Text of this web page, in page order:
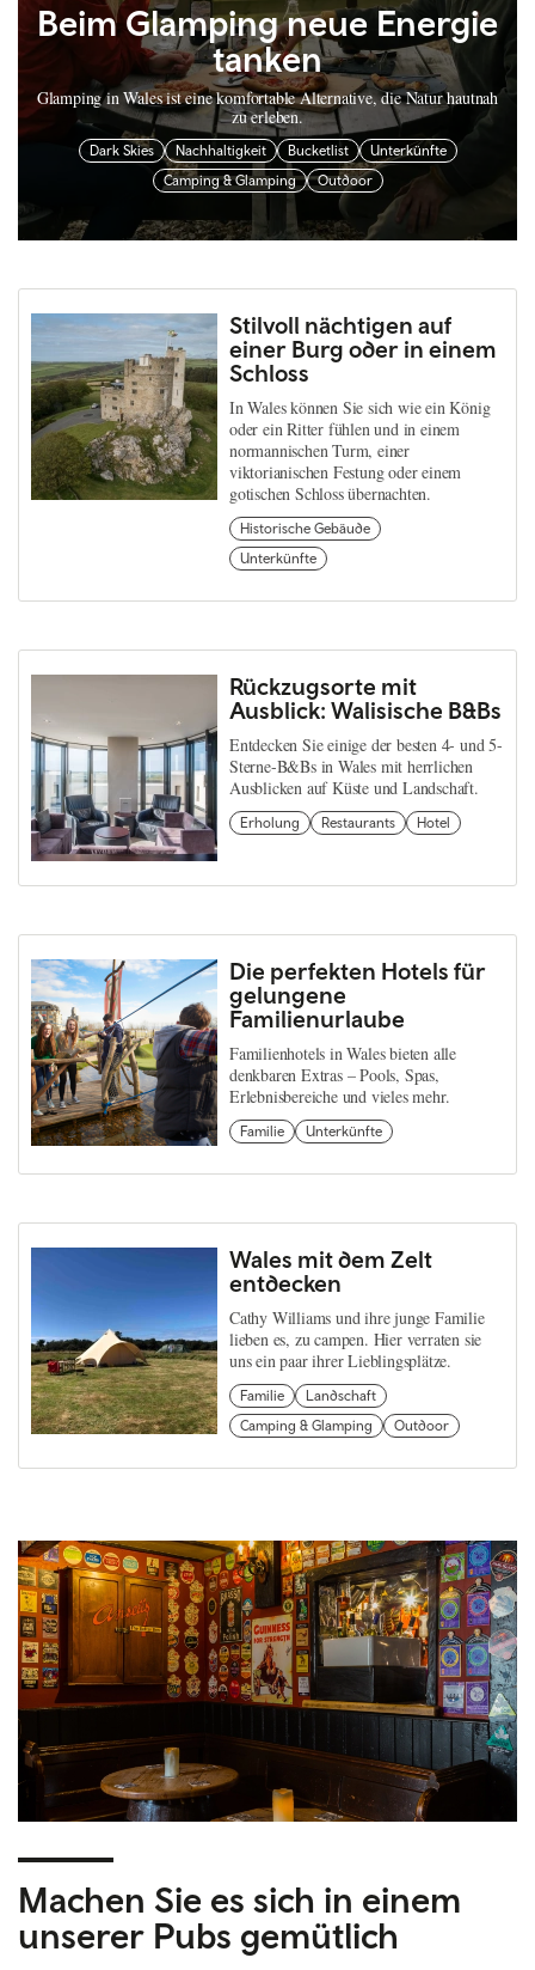
Beim Glamping neue Energie
tanken
Glamping in Wales ist eine komfortable Alternative, die Natur hautnah
zu erleben.
Dark Skies Nachhaltigkeit Bucketlist
Unterkünfte
Camping & Glamping
Outdoor
Stilvoll nächtigen auf
einer Burg oder in einem
Schloss
In Wales können Sie sich wie ein König
oder ein Ritter fühlen und in einem
normannischen Turm, einer
viktorianischen Festung oder einem
gotischen Schloss übernachten.
Historische Gebäude
Unterkünfte
Rückzugsorte mit
Ausblick: Walisische B&Bs
Entdecken Sie einige der besten 4- und 5-
Sterne-B&Bs in Wales mit herrlichen
Ausblicken auf Küste und Landschaft.
Erholung Restaurants Hotel
Die perfekten Hotels für
gelungene
Familienurlaube
Familienhotels in Wales bieten alle
denkbaren Extras – Pools, Spas,
Erlebnisbereiche und vieles mehr.
Familie Unterkünfte
Wales mit dem Zelt
entdecken
Cathy Williams und ihre junge Familie
lieben es, zu campen. Hier verraten sie
uns ein paar ihrer Lieblingsplätze.
Familie
Landschaft
Camping & Glamping
Outdoor
Machen Sie es sich in einem
unserer Pubs gemütlich